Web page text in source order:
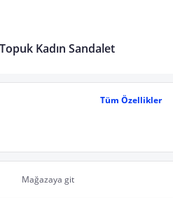
Kadın Sandalet
Tüm Özellikler
Mağazaya git